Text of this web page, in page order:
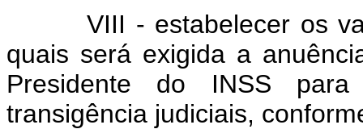
VIII - estabelecer os
quais será exigida a
Presidente do INSS
transigência judiciais,